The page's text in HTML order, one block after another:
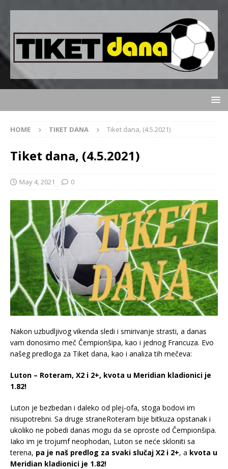
HOME TIKET DANA Tiket dana, (4.5.2021)
Tiket dana, (4.5.2021)
May 4, 2021 0
Nakon uzbudljivog vikenda sledi i smirivanje strasti, a danas
vam donosimo meč Čempionšipa, kao i jednog Francuza. Evo
našeg predloga za Tiket dana, kao i analiza tih mečeva:
Luton – Roteram, X2 i 2+, kvota u Meridian kladionici je
1.82!
Luton je bezbedan i daleko od plej-ofa, stoga bodovi im
nisupotrebni. Sa druge straneRoteram bije bitkuza opstanak i
ukoliko ne pobedi danas mogu da se oproste od Čempionšipa.
Iako im je trojumf neophodan, Luton se neće skloniti sa
terena, pa je naš predlog za svaki slučaj X2 i 2+, a kvota u
Meridian kladionici je 1.82!